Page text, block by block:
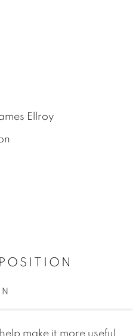
Ellroy
make it more useful